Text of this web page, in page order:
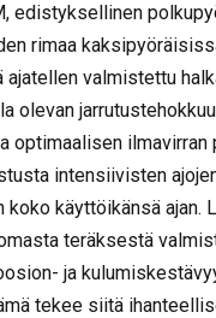
edistyksellinen
rimaa
valmistettu
olevan
optimaalisen ilmavirran
intensiivisten
käyttöikänsä ajan.
teräksestä
ja
tekee siitä